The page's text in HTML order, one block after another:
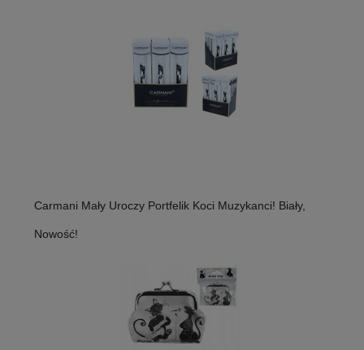
Carmani Mały Uroczy Portfelik Koci Muzykanci! Biały,
Nowość!